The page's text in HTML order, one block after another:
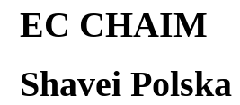
EC CHAIM
Shavei Polska